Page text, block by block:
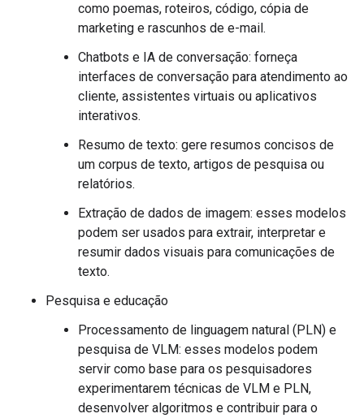
como poemas, roteiros, código, cópia de
marketing e rascunhos de e-mail.
Chatbots e IA de conversação: forneça
interfaces de conversação para atendimento ao
cliente, assistentes virtuais ou aplicativos
interativos.
Resumo de texto: gere resumos concisos de
um corpus de texto, artigos de pesquisa ou
relatórios.
Extração de dados de imagem: esses modelos
podem ser usados para extrair, interpretar e
resumir dados visuais para comunicações de
texto.
Pesquisa e educação
Processamento de linguagem natural (PLN) e
pesquisa de VLM: esses modelos podem
servir como base para os pesquisadores
experimentarem técnicas de VLM e PLN,
desenvolver algoritmos e contribuir para o